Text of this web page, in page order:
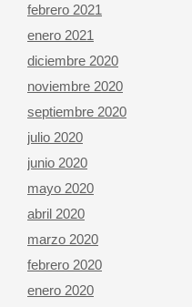
febrero 2021
enero 2021
diciembre 2020
noviembre 2020
septiembre 2020
julio 2020
junio 2020
mayo 2020
abril 2020
marzo 2020
febrero 2020
enero 2020